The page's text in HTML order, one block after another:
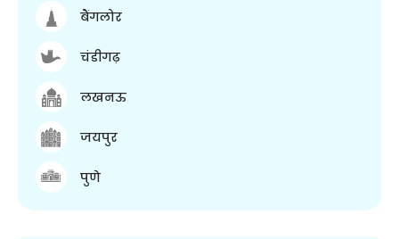
बैंगलोर
चंडीगढ़
लखनऊ
जयपुर
पुणे